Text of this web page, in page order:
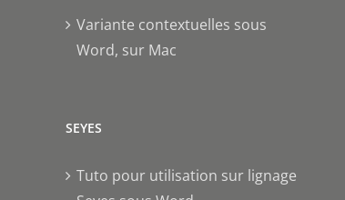
Variante contextuelles sous
Word, sur Mac
SEYES
Tuto pour utilisation sur lignage